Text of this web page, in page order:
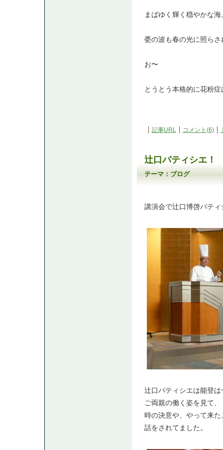
まばゆく輝く穏やかな海
甍の波も春の光に照ら
お〜
とうとう本格的に花粉
記事URL コメント(6)
辻口パティシエ！
テーマ：ブログ
講演会で辻口博啓パテ
辻口パティシエは能登
ご両親の働く姿を見て
時の決意や、やって来
話をされてました。